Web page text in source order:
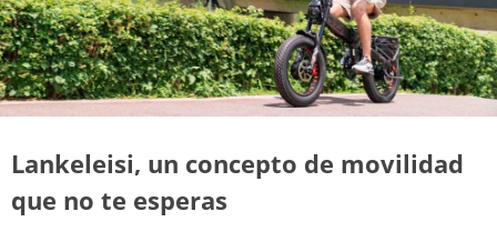
Lankeleisi, un concepto de movilidad
que no te esperas